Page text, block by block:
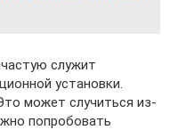
служит
установки.
может случиться из-
попробовать